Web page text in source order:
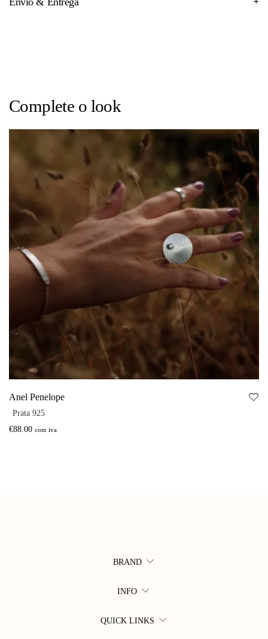
Complete o look
Anel Penelope
Prata 925
€88.00 com iva
BRAND
INFO
QUICK LINKS